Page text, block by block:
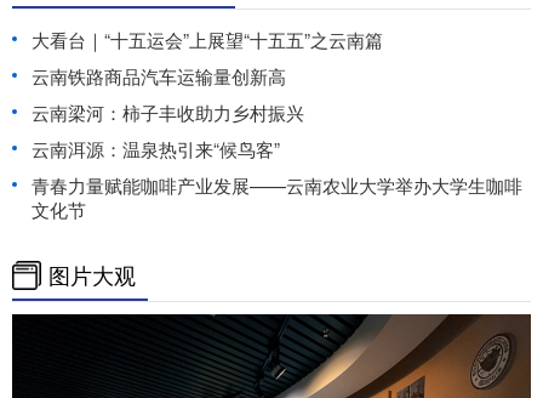
大看台｜“十五运会”上展望“十五五”之云南篇
云南铁路商品汽车运输量创新高
云南梁河：柿子丰收助力乡村振兴
云南洱源：温泉热引来“候鸟客”
青春力量赋能咖啡产业发展——云南农业大学举办大学生咖啡
文化节
图片大观